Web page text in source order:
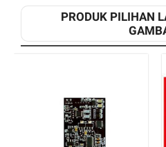
PRODUK PILIHAN